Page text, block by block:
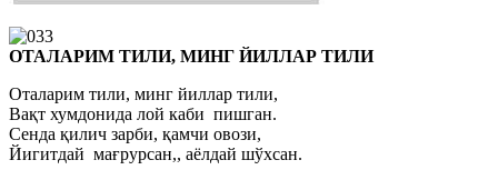
ОТАЛАРИМ ТИЛИ, МИНГ ЙИЛЛАР ТИЛИ
Оталарим тили, минг йиллар тили,
Вақт хумдонида лой каби пишган.
Сенда қилич зарби, қамчи овози,
Йигитдай мағрурсан,, аёлдай шўхсан.